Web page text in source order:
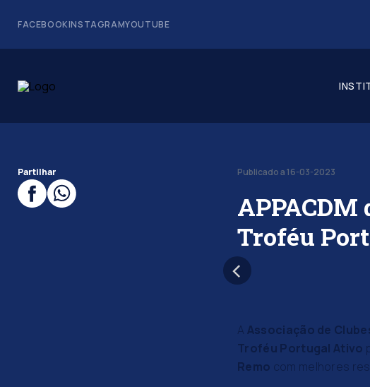
FACEBOOKINSTAGRAMYOUTUBE
Partilhar Publicado a 16-03-2023
APPACDM
Troféu
A Associação de
Troféu Portugal Ativo
Remo com melhores